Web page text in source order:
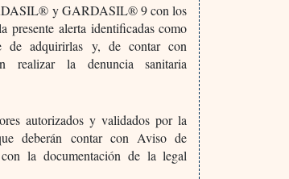
y GARDASIL® 9 con los
presente alerta identificadas como
de adquirirlas y, de contar con
realizar la denuncia sanitaria
autorizados y validados por la
deberán contar con Aviso de
la documentación de la legal